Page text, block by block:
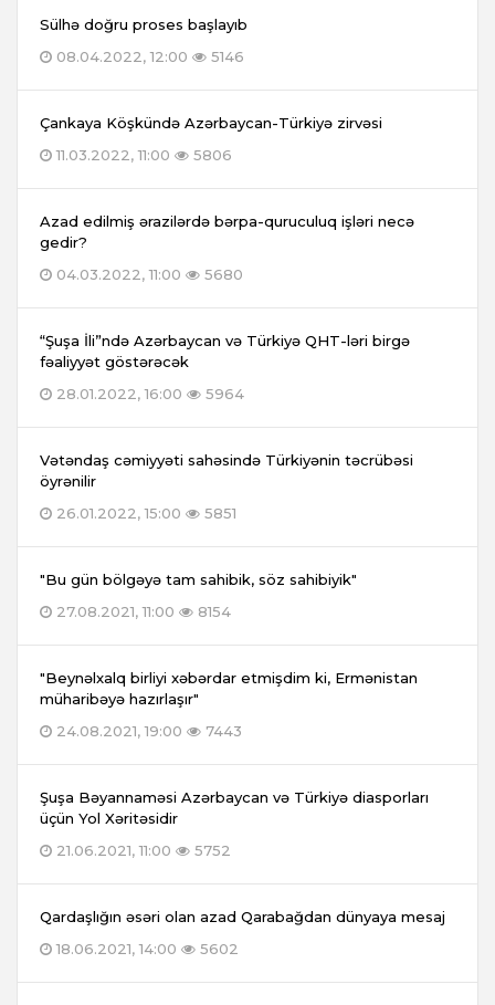
Sülhə doğru proses başlayıb
08.04.2022, 12:00
5146
Çankaya Köşkündə Azərbaycan-Türkiyə zirvəsi
11.03.2022, 11:00
5806
Azad edilmiş ərazilərdə bərpa-quruculuq işləri necə
gedir?
04.03.2022, 11:00
5680
“Şuşa İli”ndə Azərbaycan və Türkiyə QHT-ləri birgə
fəaliyyət göstərəcək
28.01.2022, 16:00
5964
Vətəndaş cəmiyyəti sahəsində Türkiyənin təcrübəsi
öyrənilir
26.01.2022, 15:00
5851
"Bu gün bölgəyə tam sahibik, söz sahibiyik"
27.08.2021, 11:00
8154
"Beynəlxalq birliyi xəbərdar etmişdim ki, Ermənistan
müharibəyə hazırlaşır"
24.08.2021, 19:00
7443
Şuşa Bəyannaməsi Azərbaycan və Türkiyə diasporları
üçün Yol Xəritəsidir
21.06.2021, 11:00
5752
Qardaşlığın əsəri olan azad Qarabağdan dünyaya mesaj
18.06.2021, 14:00
5602